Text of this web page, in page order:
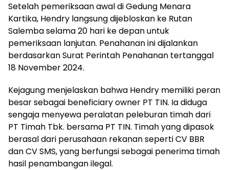
Setelah pemeriksaan awal di Gedung Menara
Kartika, Hendry langsung dijebloskan ke Rutan
Salemba selama 20 hari ke depan untuk
pemeriksaan lanjutan. Penahanan ini dijalankan
berdasarkan Surat Perintah Penahanan tertanggal
18 November 2024.
Kejagung menjelaskan bahwa Hendry memiliki peran
besar sebagai beneficiary owner PT TIN. Ia diduga
sengaja menyewa peralatan peleburan timah dari
PT Timah Tbk. bersama PT TIN. Timah yang dipasok
berasal dari perusahaan rekanan seperti CV BBR
dan CV SMS, yang berfungsi sebagai penerima timah
hasil penambangan ilegal.